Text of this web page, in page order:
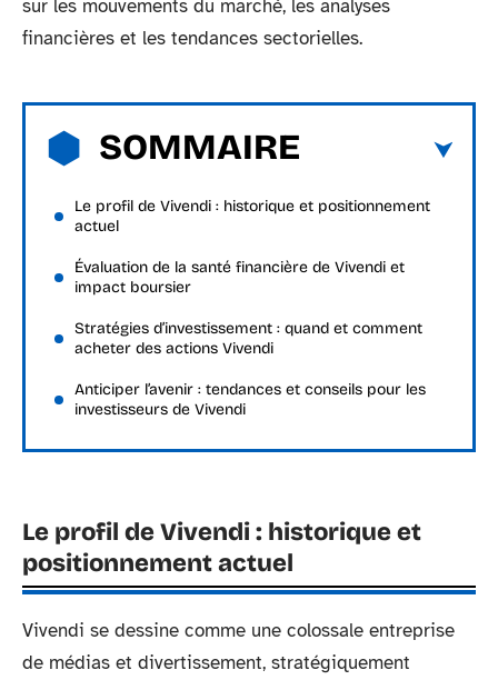
sur les mouvements du marché, les analyses
financières et les tendances sectorielles.
SOMMAIRE
Le profil de Vivendi : historique et positionnement
actuel
Évaluation de la santé financière de Vivendi et
impact boursier
Stratégies d’investissement : quand et comment
acheter des actions Vivendi
Anticiper l’avenir : tendances et conseils pour les
investisseurs de Vivendi
Le profil de Vivendi : historique et
positionnement actuel
Vivendi se dessine comme une colossale entreprise
de médias et divertissement, stratégiquement